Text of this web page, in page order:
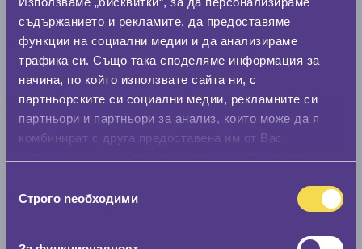
съдържанието и рекламите, да предоставяме
функции на социални медии и да анализираме
трафика си. Също така споделяме информация за
начина, по който използвате сайта ни, с
партньорските си социални медии, рекламните си
партньори и партньори за анализ, които може да я
комбинират с друга предоставена им от Вас
наСтрого nеобходими
Стар размер
0 мм.